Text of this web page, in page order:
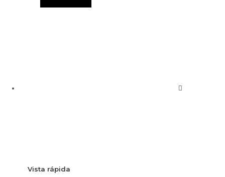
Vista rápida